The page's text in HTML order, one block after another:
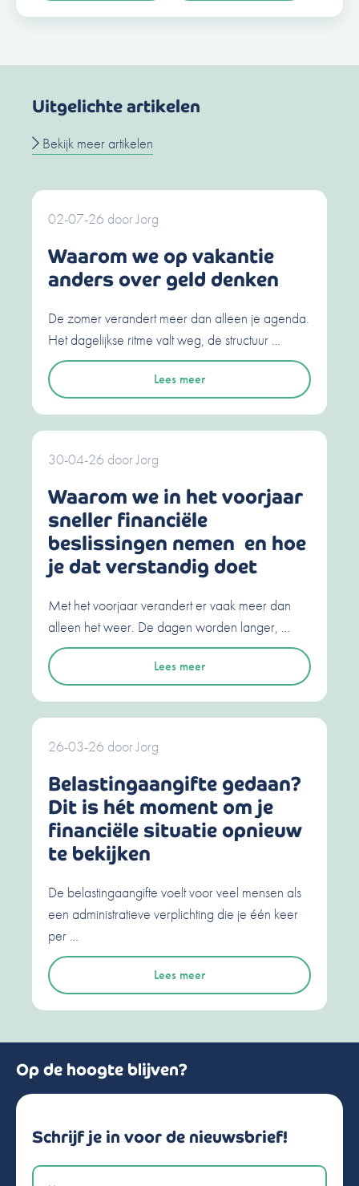
Uitgelichte artikelen
Bekijk meer artikelen
02-07-26 doorJorg
Waarom we op vakantie
anders over geld denken
De zomer verandert meer dan alleen je agenda.
Het dagelijkse ritme valt weg, de structuur …
Lees meer
30-04-26 doorJorg
Waarom we in het voorjaar
sneller financiële
beslissingen nemen en hoe
je dat verstandig doet
Met het voorjaar verandert er vaak meer dan
alleen het weer. De dagen worden langer, …
Lees meer
26-03-26 doorJorg
Belastingaangifte gedaan?
Dit is hét moment om je
financiële situatie opnieuw
te bekijken
De belastingaangifte voelt voor veel mensen als
een administratieve verplichting die je één keer
per …
Lees meer
Op de hoogte blijven?
Schrijf je in voor de nieuwsbrief!
Naam